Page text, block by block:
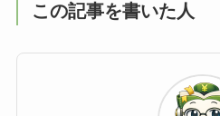
この記事を書いた人